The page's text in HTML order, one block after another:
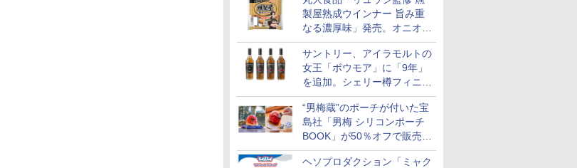
製屋熟成ウインナー 旨み重
なる濃厚味」発売。オニオン
やガーリックの食べ応え
サントリー、アイラモルトの
女王「ボウモア」に「9年」
を追加。シェリー樽フィニッ
シュの12/15/18年も通年販売
に
“男梅蔵”のポーチが付いた宝
島社「男梅 シリコンポーチ
BOOK」が50％オフで販売
中！
ヘソプロダクション「ミャク